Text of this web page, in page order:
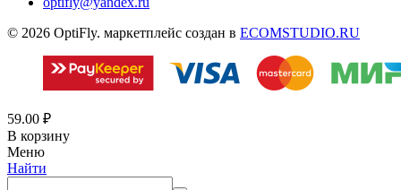
© 2026 OptiFly. маркетплейс создан в ECOMSTUDIO.RU
59.00 ₽
В корзину
Меню
Найти